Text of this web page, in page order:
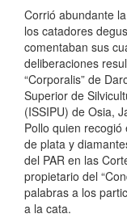
Corrió abundante
los catadores
comentaban sus
deliberaciones
“Corporalis” de
Superior de
(ISSIPU) de Osia,
Pollo quien
de plata y
del PAR en las
propietario del
palabras a los
a la cata.